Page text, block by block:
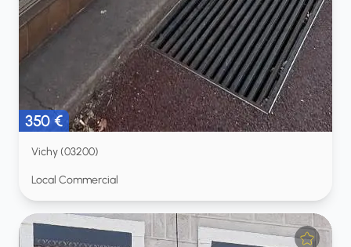
350 €
Vichy (03200)
Local Commercial